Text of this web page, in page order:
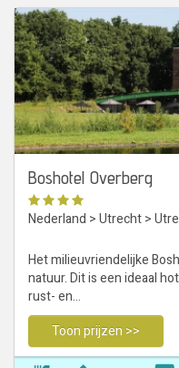
Boshotel Overberg
Nederland >Utrecht>
Het milieuvriendelijke
natuur. Dit is een ideaal
rust- en…
Toon prijzen >>